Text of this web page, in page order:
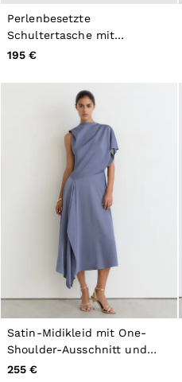
Perlenbesetzte
Schultertasche mit
abnehmbarem Riemen,
195 €
Satin-Midikleid mit One-
Shoulder-Ausschnitt und
Drapierung in Fliederviolett
255 €